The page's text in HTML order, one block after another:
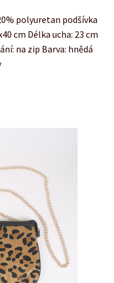
polyuretan podšívka
cm Délka ucha: 23 cm
na zip Barva: hnědá